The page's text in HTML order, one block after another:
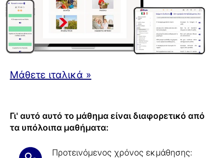
Μάθετε ιταλικά »
Γι' αυτό αυτό το μάθημα είναι διαφορετικό από
τα υπόλοιπα μαθήματα:
Προτεινόμενος χρόνος εκμάθησης: